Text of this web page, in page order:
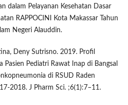
dalam Pelayanan Kesehatan Dasar
RAPPOCINI Kota Makassar Tahun
Negeri Alauddin.
Deny Sutrisno. 2019. Profil
Pediatri Rawat Inap di Bangsal
di RSUD Raden
2018. J Pharm Sci. ;6(1):7–11.